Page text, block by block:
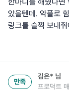
았을텐데. 악플로
링크를 슬쩍 보내
만족
김은* 님
프로덕트